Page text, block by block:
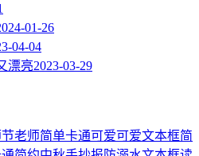
01-26
04-04
漂亮2023-03-29
老师简单卡通可爱可爱文本框简